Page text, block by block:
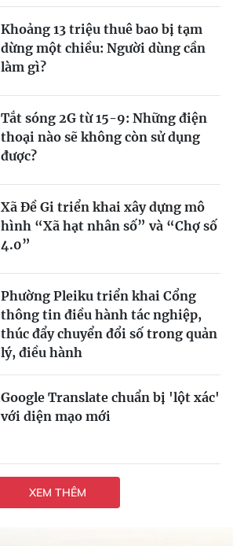
Khoảng 13 triệu thuê bao bị tạm
dừng một chiều: Người dùng cần
làm gì?
Tắt sóng 2G từ 15-9: Những điện
thoại nào sẽ không còn sử dụng
được?
Xã Đề Gi triển khai xây dựng mô
hình “Xã hạt nhân số” và “Chợ số
4.0”
Phường Pleiku triển khai Cổng
thông tin điều hành tác nghiệp,
thúc đẩy chuyển đổi số trong quản
lý, điều hành
Google Translate chuẩn bị 'lột xác'
với diện mạo mới
XEM THÊM